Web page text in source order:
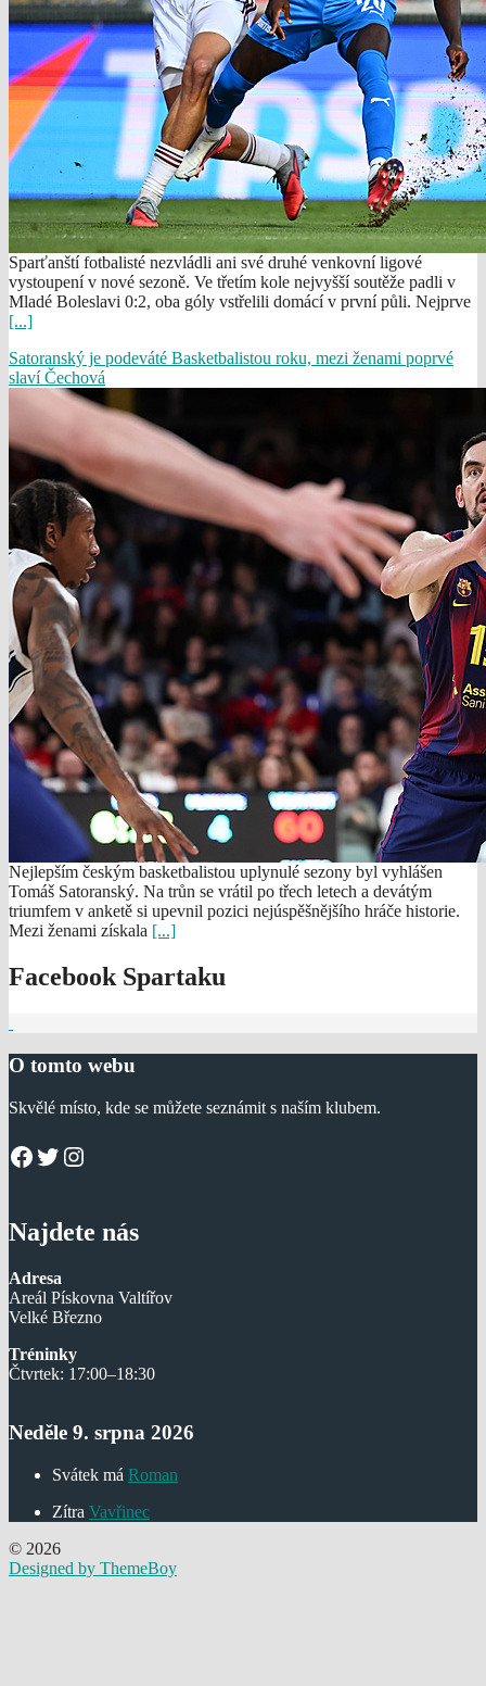
Sparťanští fotbalisté nezvládli ani své druhé venkovní ligové
vystoupení v nové sezoně. Ve třetím kole nejvyšší soutěže padli v
Mladé Boleslavi 0:2, oba góly vstřelili domácí v první půli. Nejprve
[...]
Satoranský je podeváté Basketbalistou roku, mezi ženami poprvé
slaví Čechová
Nejlepším českým basketbalistou uplynulé sezony byl vyhlášen
Tomáš Satoranský. Na trůn se vrátil po třech letech a devátým
triumfem v anketě si upevnil pozici nejúspěšnějšího hráče historie.
Mezi ženami získala [...]
Facebook Spartaku
O tomto webu
Skvělé místo, kde se můžete seznámit s naším klubem.
Facebook
Twitter
Instagram
Najdete nás
Adresa
Areál Pískovna Valtířov
Velké Březno
Tréninky
Čtvrtek: 17:00–18:30
Neděle 9. srpna 2026
Svátek má Roman
Zítra Vavřinec
© 2026
Designed by ThemeBoy